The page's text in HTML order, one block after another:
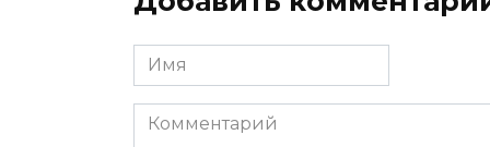
Имя
*
Комментарий